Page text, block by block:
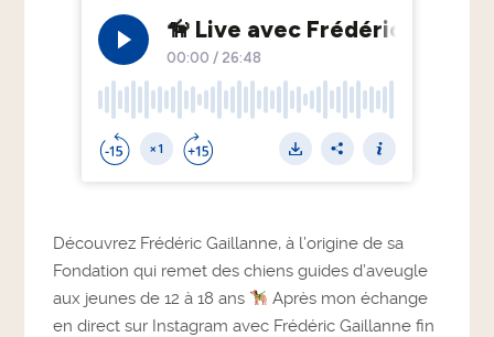
Découvrez Frédéric Gaillanne, à l’origine de sa
Fondation qui remet des chiens guides d’aveugle
aux jeunes de 12 à 18 ans
Après mon échange
en direct sur Instagram avec Frédéric Gaillanne fin